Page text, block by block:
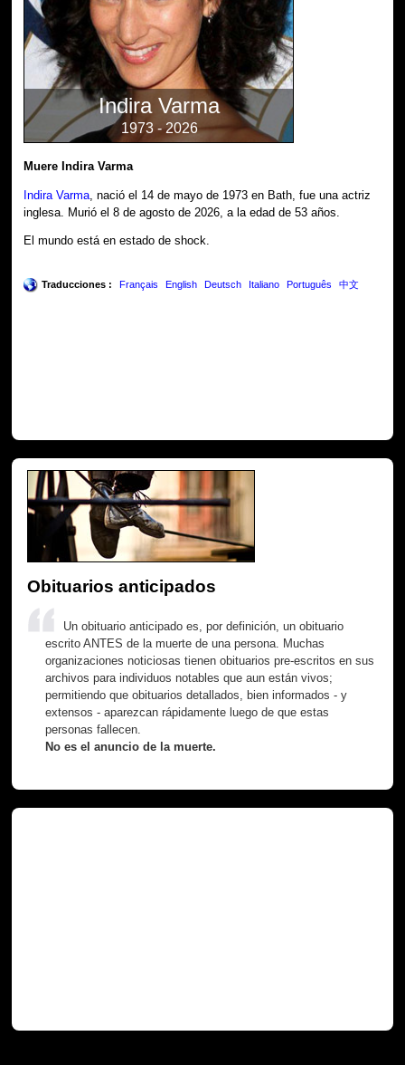
Indira Varma
1973 - 2026
Muere Indira Varma
Indira Varma , nació el 14 de mayo de 1973 en Bath, fue una actriz
inglesa. Murió el 8 de agosto de 2026, a la edad de 53 años.
El mundo está en estado de shock.
Traducciones : Français English Deutsch Italiano Português 中文
Obituarios anticipados
Un obituario anticipado es, por definición, un obituario
escrito ANTES de la muerte de una persona. Muchas
organizaciones noticiosas tienen obituarios pre-escritos en sus
archivos para individuos notables que aun están vivos;
permitiendo que obituarios detallados, bien informados - y
extensos - aparezcan rápidamente luego de que estas
personas fallecen.
No es el anuncio de la muerte.